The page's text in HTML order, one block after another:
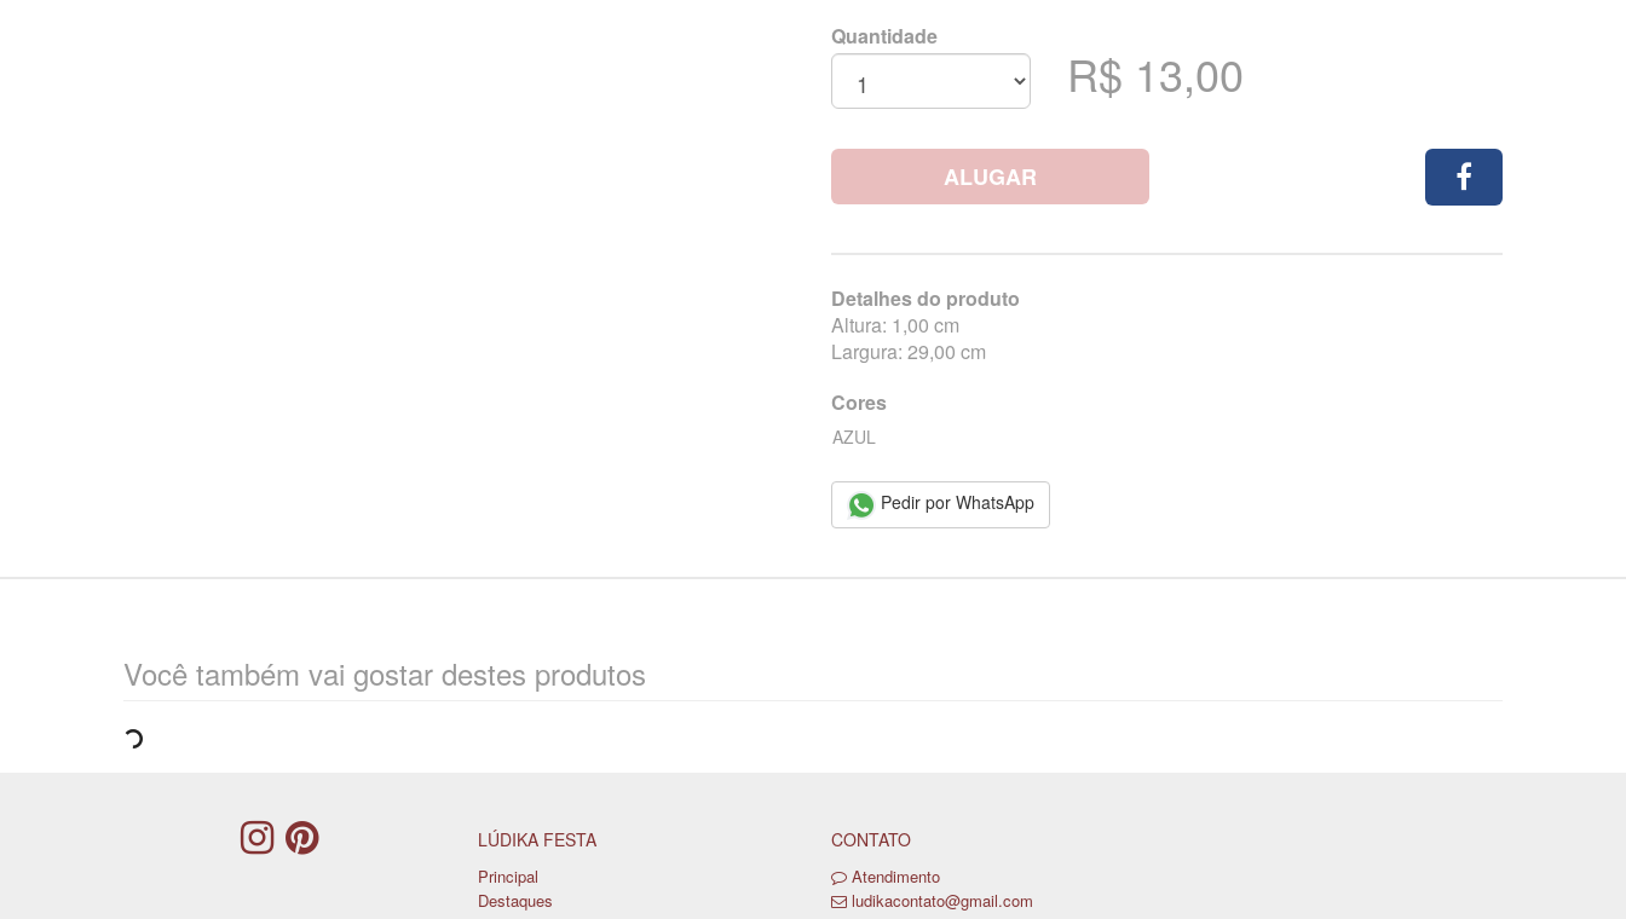
Quantidade
R$ 13,00
ALUGAR
Detalhes do produto
Altura: 1,00 cm
Largura: 29,00 cm
Cores
AZUL
Pedir por WhatsApp
Você também vai gostar destes produtos
LÚDIKA FESTA
Principal
Destaques
CONTATO
Atendimento
ludikacontato@gmail.com